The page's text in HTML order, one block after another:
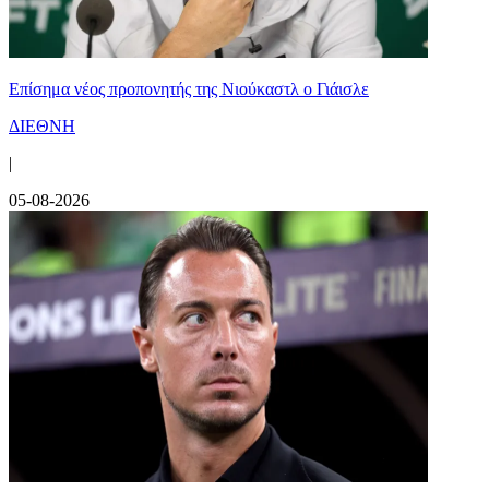
Επίσημα νέος προπονητής της Νιούκαστλ ο Γιάισλε
ΔΙΕΘΝΗ
|
05-08-2026